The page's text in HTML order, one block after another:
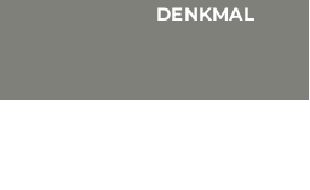
DENKMAL